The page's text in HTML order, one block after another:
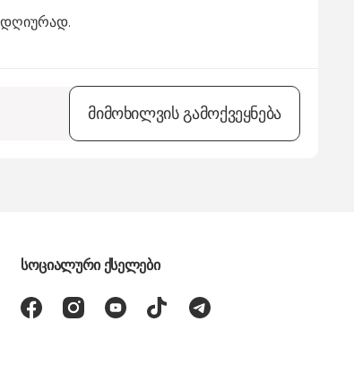
მიმოხილვის გამოქვეყნება
სოციალური ქსელები